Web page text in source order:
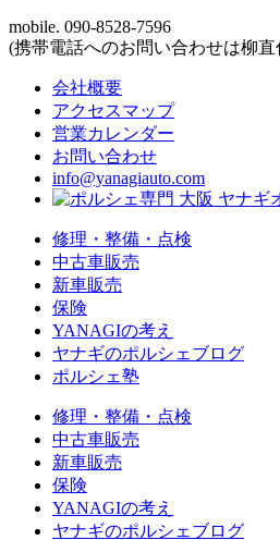
mobile. 090-8528-7596
(携帯電話へのお問い合わせは柳直
会社概要
アクセスマップ
営業カレンダー
お問い合わせ
info@yanagiauto.com
修理・整備・点検
中古車販売
新車販売
保険
YANAGIの考え
ヤナギのポルシェブログ
ポルシェ塾
修理・整備・点検
中古車販売
新車販売
保険
YANAGIの考え
ヤナギのポルシェブログ